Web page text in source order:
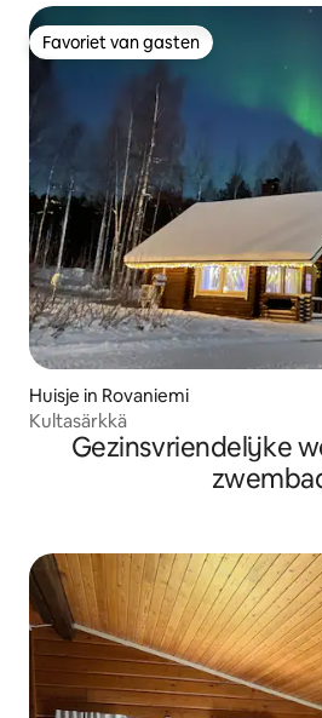
Favoriet van gasten
Favoriet van gasten
Huisje in Rovaniemi
Kultasärkkä
Gezinsvriendelijke